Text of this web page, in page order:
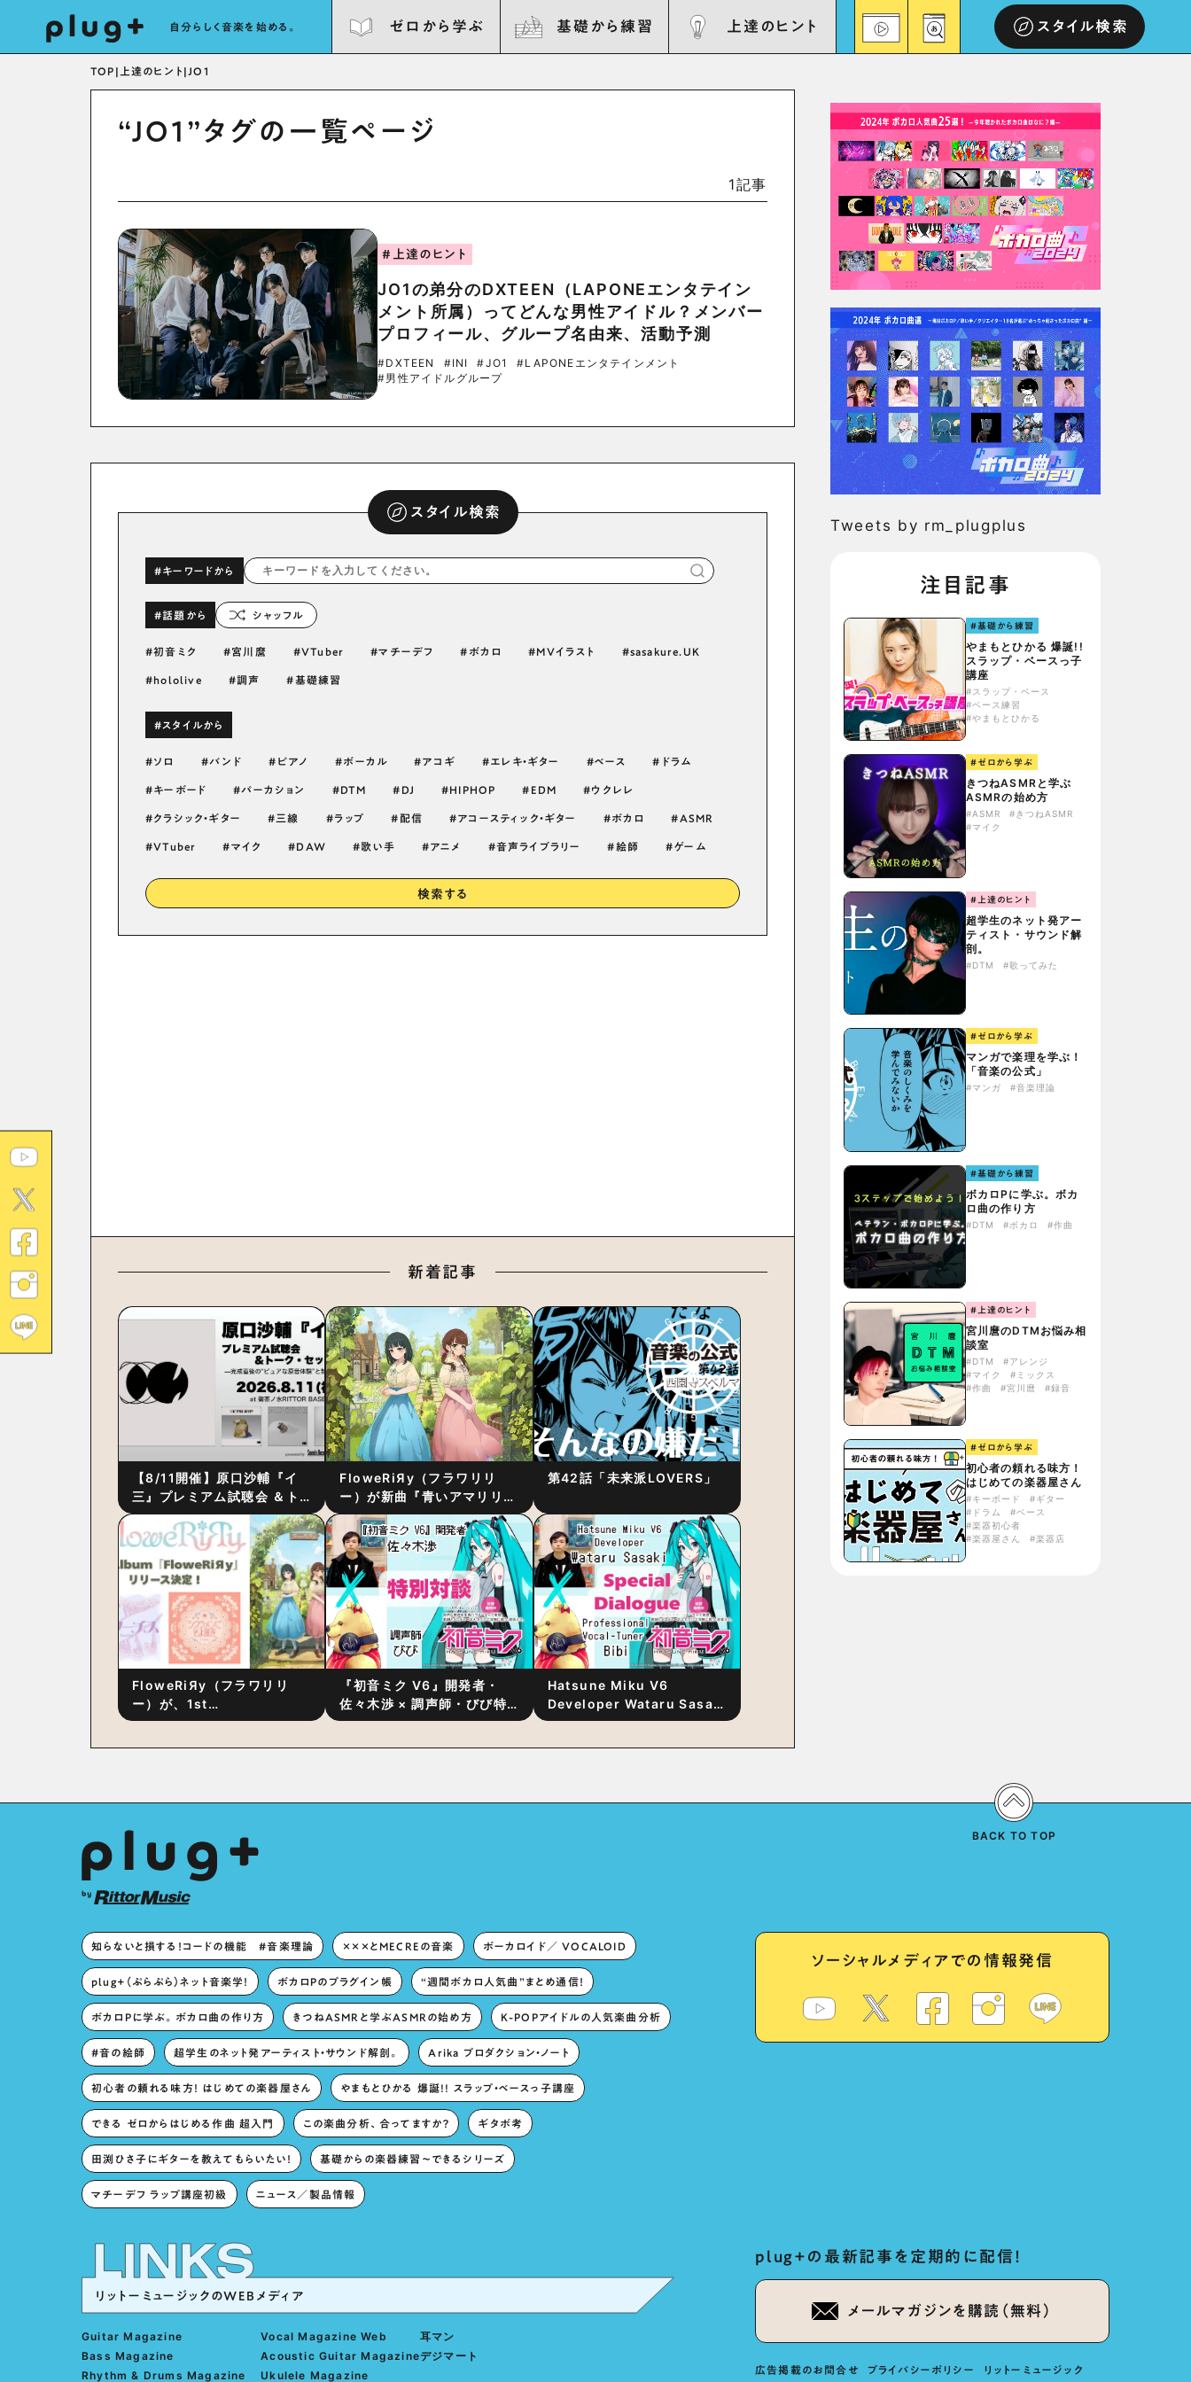
自分らしく音楽を始める。 ゼロから学ぶ 基礎から練習 上達のヒント スタイル検索
TOP | 上達のヒント | JO1
“JO1”タグの一覧ページ
1記事
#上達のヒント
JO1の弟分のDXTEEN（LAPONEエンタテイン
メント所属）ってどんな男性アイドル？メンバー
プロフィール、グループ名由来、活動予測
#DXTEEN #INI #JO1
#LAPONEエンタテインメント
#男性アイドルグループ
スタイル検索
#キーワードから
#話題から シャッフル
初音ミク 宮川麿 VTuber マチーデフ ボカロ MVイラスト sasakure.UK
hololive 調声 基礎練習
#スタイルから
ソロ バンド ピアノ ボーカル アコギ エレキ・ギター ベース ドラム
キーボード パーカション DTM DJ HIPHOP EDM ウクレレ
クラシック・ギター 三線 ラップ 配信 アコースティック・ギター ボカロ ASMR
VTuber マイク DAW 歌い手 アニメ 音声ライブラリー 絵師 ゲーム
検索する
新着記事
【8/11開催】原口沙輔『イ
三』プレミアム試聴会 ＆ト
ーク・セッション 〜完成直
後の“ピュアな原音体験”と制
作秘話
FloweRiЯy（フラワリリ
ー）が新曲『青いアマリリ
ス』をリリース！1stアルバ
ム詳細も発表
第42話「未来派LOVERS」
FloweRiЯy（フラワリリ
ー）が、1st
Album『FloweRiЯy』を9
『初音ミク V6』開発者・
佐々木渉 × 調声師・びび特
別対談 〜豊かな歌声表現の
Hatsune Miku V6
Developer Wataru Sasaki
× Professional Vocal-
Tweets by rm_plugplus
注目記事
#基礎から練習
やまもとひかる 爆誕!!
スラップ・ベースっ子
講座
#スラップ・ベース
#ベース練習
#やまもとひかる
#ゼロから学ぶ
きつねASMRと学ぶ
ASMRの始め方
#ASMR
#きつねASMR
#マイク
#上達のヒント
超学生のネット発アー
ティスト・サウンド解
剖。
#DTM #歌ってみた
#ゼロから学ぶ
マンガで楽理を学ぶ！
「音楽の公式」
#マンガ #音楽理論
#基礎から練習
ボカロPに学ぶ。ボカ
ロ曲の作り方
#DTM #ボカロ #作曲
#上達のヒント
宮川麿のDTMお悩み相
談室
#DTM
#アレンジ
#マイク
#ミックス
#作曲
#宮川麿 #録音
#ゼロから学ぶ
初心者の頼れる味方！
はじめての楽器屋さん
#キーボード
#ギター
#ドラム
#ベース
#楽器初心者
#楽器屋さん
#楽器店
知らないと損する！コードの機能 #音楽理論 ×××とMECREの音楽 ボーカロイド／ VOCALOID
plug+（ぷらぷら）ネット音楽学！ ボカロPのプラグイン帳 “週間ボカロ人気曲”まとめ通信！
ボカロPに学ぶ。ボカロ曲の作り方 きつねASMRと学ぶASMRの始め方 K-POPアイドルの人気楽曲分析
#音の絵師 超学生のネット発アーティスト・サウンド解剖。 Arika プロダクション・ノート
初心者の頼れる味方！ はじめての楽器屋さん やまもとひかる 爆誕!! スラップ・ベースっ子講座
できる ゼロからはじめる作曲 超入門 この楽曲分析、合ってますか？ ギタボ考
田渕ひさ子にギターを教えてもらいたい！ 基礎からの楽器練習〜できるシリーズ
マチーデフ ラップ講座初級 ニュース／製品情報
ソーシャルメディアでの情報発信
リットーミュージックのWEBメディア
Guitar Magazine
Bass Magazine
Rhythm & Drums Magazine
Vocal Magazine Web
Acoustic Guitar Magazine
Ukulele Magazine
耳マン
デジマート
plug+の最新記事を定期的に配信！
メールマガジンを購読（無料）
広告掲載のお問合せ プライバシーポリシー リットーミュージック
BACK TO TOP